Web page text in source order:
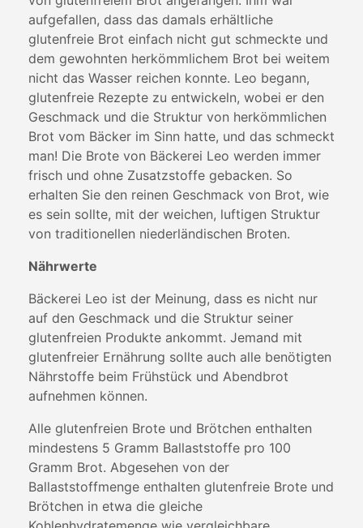
aufgefallen, dass das damals erhältliche
glutenfreie Brot einfach nicht gut schmeckte und
dem gewohnten herkömmlichem Brot bei weitem
nicht das Wasser reichen konnte. Leo begann,
glutenfreie Rezepte zu entwickeln, wobei er den
Geschmack und die Struktur von herkömmlichen
Brot vom Bäcker im Sinn hatte, und das schmeckt
man! Die Brote von Bäckerei Leo werden immer
frisch und ohne Zusatzstoffe gebacken. So
erhalten Sie den reinen Geschmack von Brot, wie
es sein sollte, mit der weichen, luftigen Struktur
von traditionellen niederländischen Broten.
Nährwerte
Bäckerei Leo ist der Meinung, dass es nicht nur
auf den Geschmack und die Struktur seiner
glutenfreien Produkte ankommt. Jemand mit
glutenfreier Ernährung sollte auch alle benötigten
Nährstoffe beim Frühstück und Abendbrot
aufnehmen können.
Alle glutenfreien Brote und Brötchen enthalten
mindestens 5 Gramm Ballaststoffe pro 100
Gramm Brot. Abgesehen von der
Ballaststoffmenge enthalten glutenfreie Brote und
Brötchen in etwa die gleiche